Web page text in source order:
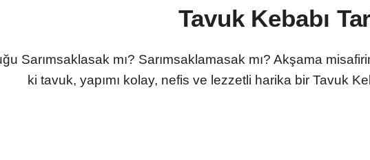
Tavuk Kebabı
Sarımsaklasak mı? Sarımsaklamasak mı? Akşama
ki tavuk, yapımı kolay, nefis ve lezzetli harika bir Tavuk